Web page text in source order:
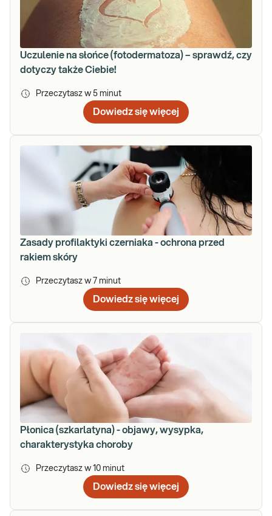
Uczulenie na słońce (fotodermatoza) – sprawdź, czy
dotyczy także Ciebie!
Przeczytasz w 5 minut
Dowiedz się więcej
Zasady profilaktyki czerniaka - ochrona przed
rakiem skóry
Przeczytasz w 7 minut
Dowiedz się więcej
Płonica (szkarlatyna) - objawy, wysypka,
charakterystyka choroby
Przeczytasz w 10 minut
Dowiedz się więcej